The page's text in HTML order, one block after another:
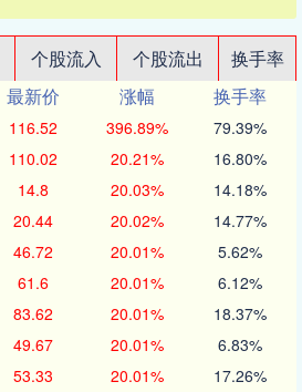
个股流入 个股流出
换手率
最新价 涨幅
换手率
116.52 396.89% 79.39%
110.02 20.21% 16.80%
14.8 20.03% 14.18%
20.44 20.02% 14.77%
46.72 20.01% 5.62%
61.6 20.01% 6.12%
83.62 20.01% 18.37%
49.67 20.01% 6.83%
53.33 20.01% 17.26%